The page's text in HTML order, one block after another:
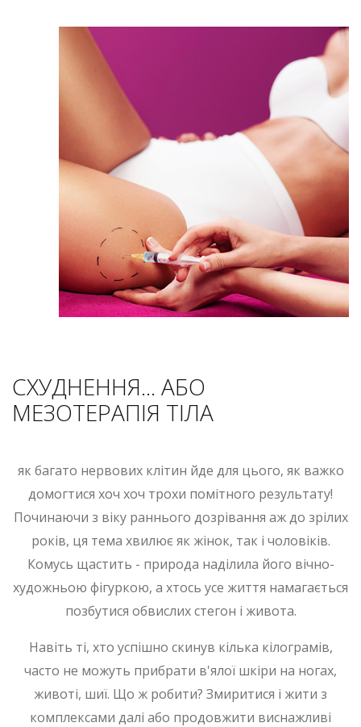
СХУДНЕННЯ... АБО
МЕЗОТЕРАПІЯ ТІЛА
як багато нервових клітин йде для цього, як важко
домогтися хоч хоч трохи помітного результату!
Починаючи з віку раннього дозрівання аж до зрілих
років, ця тема хвилює як жінок, так і чоловіків.
Комусь щастить - природа наділила його вічно-
художньою фігуркою, а хтось усе життя намагається
позбутися обвислих стегон і живота.
Навіть ті, хто успішно скинув кілька кілограмів,
часто не можуть прибрати в'ялої шкіри на ногах,
животі, шиї. Що ж робити? Змиритися і жити з
комплексами далі або продовжити виснажливі